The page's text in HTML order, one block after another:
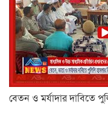
বেতন ও মর্যাদার দাবিতে